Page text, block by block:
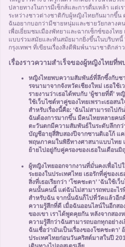
ปลายทางในการมีเซ็กส์และการดื่มเหล้า แต่
ระหว่างชาวต่างชาติกับผู้หญิงไทยกันมากขึ้น
ฉันอยากบอกว่ามีชายหนุ่มและชายวัยกลางค
เพื่อเยี่ยมชมเมืองพัทยาและฉากเซ็กซ์ของไ
แบบร่วมสมัยและทันสมัยมากยิ่งขึ้นในบริบทนี้
กรุงเทพฯ ที่เขียนเรื่องสิ่งตีพิมพ์นานาชาติกล่าว
เรื่องราวความสำเร็จของผู้หญิงไทยที่
หญิงไทยพบความสัมพันธ์ที่ลึกซึ้งกับชา
รจนามาจากจังหวัดเชียงใหม่ เธอใช้
รายงานว่าเธอได้พบกับ ‘ผู้ชายที่ดี’
ใช้เว็บไซต์หาคู่ของไทยเพราะเธอส
สำหรับเรื่องนี้คือ: ‘ฉันไม่สามารถไป
ฉันต้องการมากขึ้น มีคนไทยหลายคน
ตะวันตกมีความสัมพันธ์ในระดับลึกก
บัญชีอายุสี่สิบสองปีจากซานดิเอโก้ แ
พฤษภาคมในพิธีทางศาสนาแบบไทย
ย้ายไปอยู่กับคู่ครองของเธอในเดือนมิ
ผู้หญิงไทยออกจากงานที่มั่นคงเพื่อไป
ระยองในประเทศไทย เธอรักที่คู่ของเ
สิ่งที่เธอเรียกว่า ‘โชคชะตา’ 'ฉันใช้เ
คนนั้นคนนี้ แต่ฉันไม่สามารถพบอะไร
สำหรับฉัน จากนั้นฉันก็ไปที่วัดแล้วอีก
ความรู้สึกที่ดี เมื่อฉันออนไลน์ในอีกส
ของเขา เราได้พูดคุยกัน หลังจากสอ
ความรู้สึกว่าฉันสามารถบอกทุกอย่าง
ฉันเชื่อว่ามันเป็นเรื่องของโชคชะตา’
ประเทศไทยก่อนวันคริสต์มาสในปี